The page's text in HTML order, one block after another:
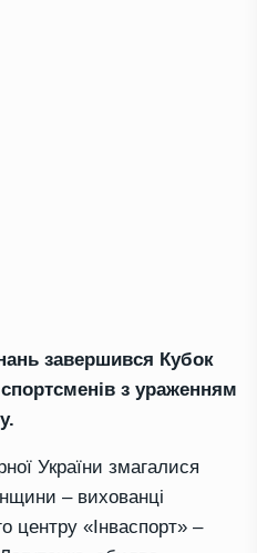
завершився Кубок
з ураженням
України змагалися
– вихованці
центру «Інваспорт» –